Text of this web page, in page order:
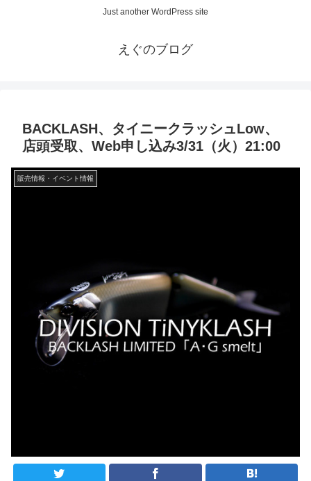
Just another WordPress site
えぐのブログ
BACKLASH、タイニークラッシュLow、
店頭受取、Web申し込み3/31（火）21:00
販売情報・イベント情報